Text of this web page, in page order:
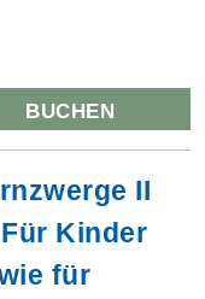
BUCHEN
II
Kinder
für